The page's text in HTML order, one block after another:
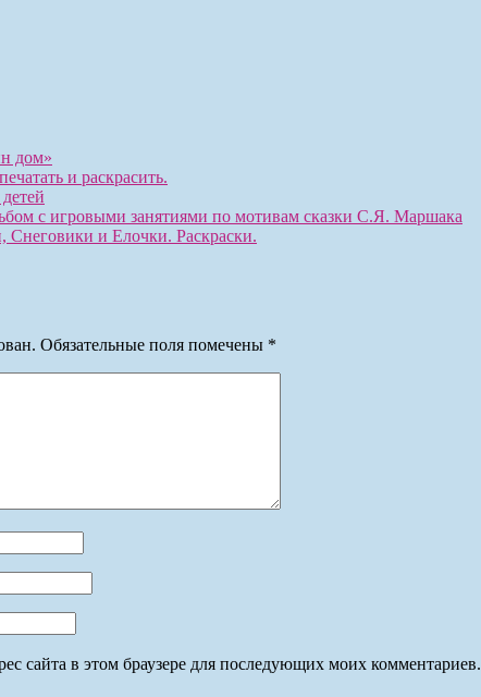
дом»
и раскрасить.
с игровыми занятиями по мотивам сказки С.Я. Маршака
и Елочки. Раскраски.
Обязательные поля помечены *
сайта в этом браузере для последующих моих комментариев.